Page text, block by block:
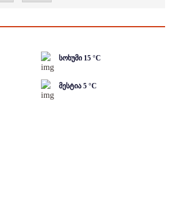
სოხუმი 15 °C
მესტია 5 °C